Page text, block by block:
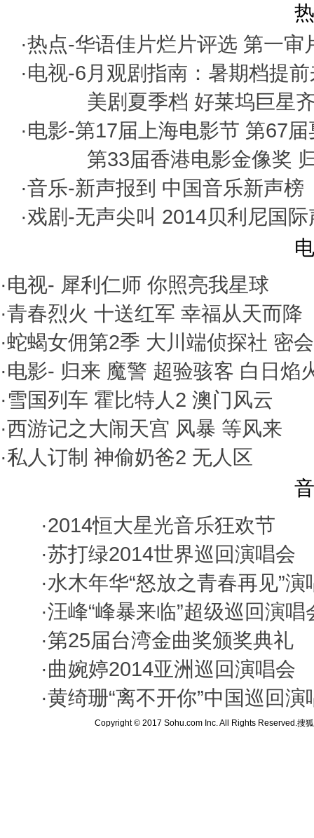
·热点-华语佳片烂片评选 第一审
·电视-6月观剧指南：暑期档提
美剧夏季档 好莱坞巨星
·电影-第17届上海电影节 第67
第33届香港电影金像奖
·音乐-新声报到 中国音乐新声榜
·戏剧-无声尖叫 2014贝利尼国
·电视- 犀利仁师 你照亮我星球
·青春烈火 十送红军 幸福从天而降
·蛇蝎女佣第2季 大川端侦探社 密会
·电影- 归来 魔警 超验骇客 白日焰
·雪国列车 霍比特人2 澳门风云
·西游记之大闹天宫 风暴 等风来
·私人订制 神偷奶爸2 无人区
·2014恒大星光音乐狂欢节
·苏打绿2014世界巡回演唱会
·水木年华“怒放之青春再见”演
·汪峰“峰暴来临”超级巡回演唱
·第25届台湾金曲奖颁奖典礼
·曲婉婷2014亚洲巡回演唱会
·黄绮珊“离不开你”中国巡回演
Copyright © 2017 Sohu.com Inc. All Rights Reserved.搜